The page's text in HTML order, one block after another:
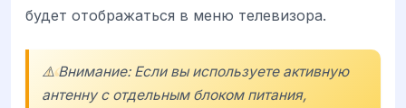
будет отображаться в меню телевизора.
⚠️ Внимание: Если вы используете активную
антенну с отдельным блоком питания,